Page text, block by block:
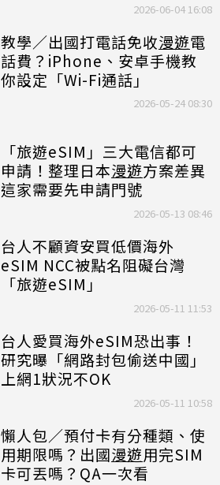
2026-06-04 16:08
教學／出國打電話免收漫遊電
話費？iPhone、安卓手機教
你設定「Wi-Fi通話」
2026-05-24 08:30
「旅遊eSIM」三大電信都可
申請！整理日本漫遊方案差異
這家需要先申請門號
2026-05-13 08:46
台人不顧資安買低價海外
eSIM NCC被點名阻礙台灣
「旅遊eSIM」
2026-05-11 11:53
台人愛買海外eSIM恐出事！
研究曝「網路封包偷送中國」
上網1狀況不OK
2026-05-11 10:58
懶人包／預付卡有分種類、使
用期限嗎？出國漫遊用完SIM
卡可丟嗎？QA一次看